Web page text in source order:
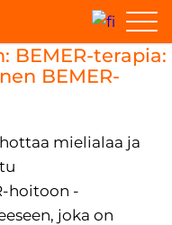
BEMER-terapia:
BEMER-
mielialaa ja
hoitoon -
joka on